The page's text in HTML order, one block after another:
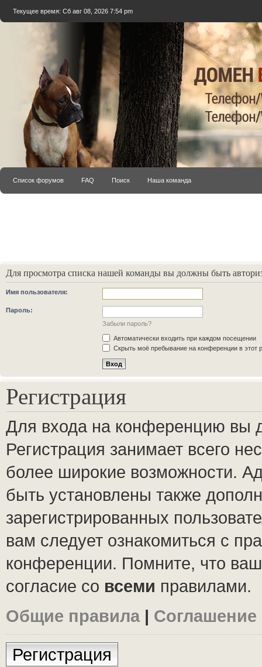
Текущее время: Сб авг 08, 2026 7:54 pm
Список форумов FAQ Поиск Наша команда
Для просмотра списка нашей команды вы должны быть
Имя пользователя:
Пароль:
Забыли пароль?
Автоматически входить при каждом посещении
Скрыть моё пребывание на конференции в этот
Регистрация
Для входа на конференцию вы
Регистрация занимает всего
более широкие возможности.
быть установлены также
зарегистрированных
вам следует ознакомиться с
конференции. Помните, что
согласие со всеми правилами.
Общие правила |
Регистрация